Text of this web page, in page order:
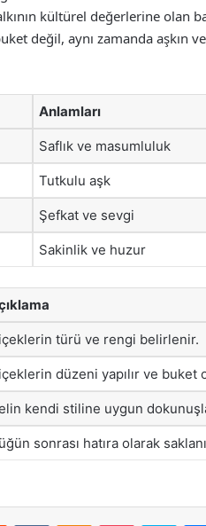
kültürel değerlerine olan
değil, aynı zamanda aşkın ve
Anlamları
Saflık ve masumluluk
Tutkulu aşk
Şefkat ve sevgi
Sakinlik ve huzur
türü ve rengi belirlenir.
düzeni yapılır ve buket
kendi stiline uygun
sonrası hatıra olarak